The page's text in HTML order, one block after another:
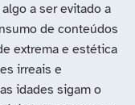
a ser evitado a
de conteúdos
extrema e estética
irreais e
idades sigam o